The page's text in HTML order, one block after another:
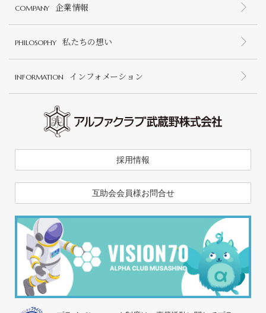
COMPANY 企業情報
PHILOSOPHY 私たちの想い
INFORMATION インフォメーション
採用情報
互助会会員様お問合せ